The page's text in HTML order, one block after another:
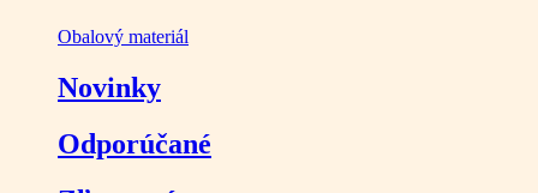
Obalový materiál
Novinky
Odporúčané